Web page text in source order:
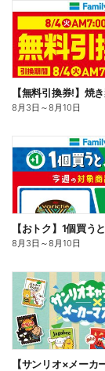
8月3日 ～8月10日
8月3日 ～8月10日